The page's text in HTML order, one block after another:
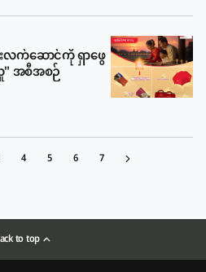
က်ဆောင်ကို ရှာဖွေ
အစီအစဉ်
4 5 6 7
to top